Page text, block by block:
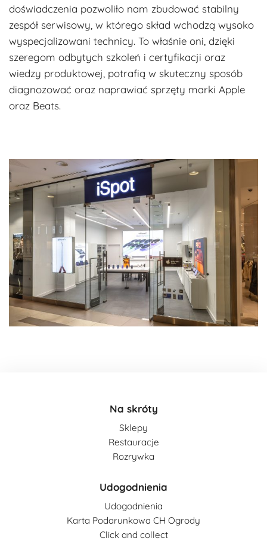
doświadczenia pozwoliło nam zbudować stabilny
zespół serwisowy, w którego skład wchodzą wysoko
wyspecjalizowani technicy. To właśnie oni, dzięki
szeregom odbytych szkoleń i certyfikacji oraz
wiedzy produktowej, potrafią w skuteczny sposób
diagnozować oraz naprawiać sprzęty marki Apple
oraz Beats.
Na skróty
Sklepy
Restauracje
Rozrywka
Udogodnienia
Udogodnienia
Karta Podarunkowa CH Ogrody
Click and collect